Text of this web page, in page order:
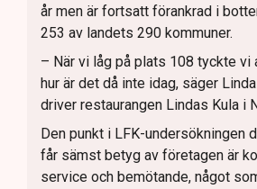
år men är fortsatt förankrad i
253 av landets 290 kommuner.
– När vi låg på plats 108 tyckte vi
hur är det då inte idag, säger
driver restaurangen Lindas Kula i
Den punkt i LFK-undersökningen
får sämst betyg av företagen är
service och bemötande, något